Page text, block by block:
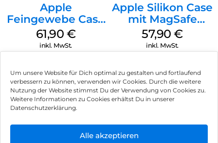
Um unsere Website für Dich optimal zu gestalten und fortlaufend
verbessern zu können, verwenden wir Cookies. Durch die weitere
Nutzung der Website stimmst Du der Verwendung von Cookies zu.
Weitere Informationen zu Cookies erhältst Du in unserer
Datenschutzerklärung.
Alle akzeptieren
Apple
Feingewebe Case
iPhone 15 Pro
MagSafe Schwarz
61,90 €
inkl. MwSt.
Apple Silikon Case
mit MagSafe
iPhone 14 Pro
(PRODUCT)RED
57,90€
inkl. MwSt.
Impressum